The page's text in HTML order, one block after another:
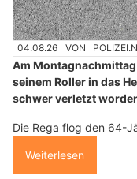
04.08.26 VON
Am
seinem Roller in das
schwer verletzt
Die Rega flog den 64-
Weiterlesen